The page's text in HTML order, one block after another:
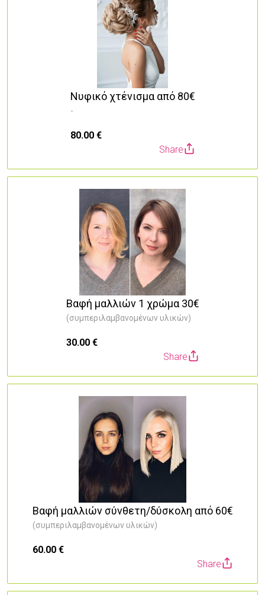
Νυφικό χτένισμα από 80€
-
80.00 €
Share
Βαφή μαλλιών 1 χρώμα 30€
(συμπεριλαμβανομένων υλικών)
30.00 €
Share
Βαφή μαλλιών σύνθετη/δύσκολη από 60€
(συμπεριλαμβανομένων υλικών)
60.00 €
Share
6